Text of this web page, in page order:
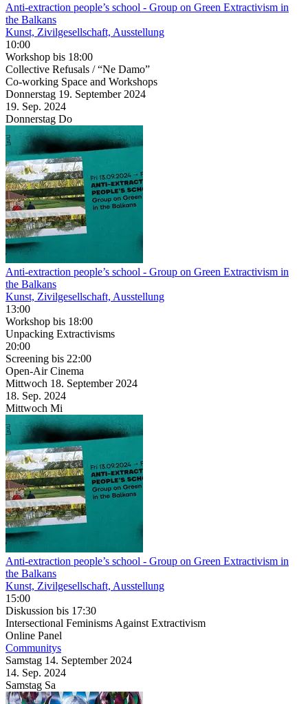
Anti-extraction people’s school - Group on Green Extractivism in
the Balkans
Kunst, Zivilgesellschaft, Ausstellung
10:00
Workshop bis 18:00
Collective Refusals / “Ne Damo”
Co-working Space and Workshops
Donnerstag 19. September 2024
19. Sep. 2024
Donnerstag Do
Anti-extraction people’s school - Group on Green Extractivism in
the Balkans
Kunst, Zivilgesellschaft, Ausstellung
13:00
Workshop bis 18:00
Unpacking Extractivisms
20:00
Screening bis 22:00
Open-Air Cinema
Mittwoch 18. September 2024
18. Sep. 2024
Mittwoch Mi
Anti-extraction people’s school - Group on Green Extractivism in
the Balkans
Kunst, Zivilgesellschaft, Ausstellung
15:00
Diskussion bis 17:30
Intersectional Feminisms Against Extractivism
Online Panel
Communitys
Samstag 14. September 2024
14. Sep. 2024
Samstag Sa